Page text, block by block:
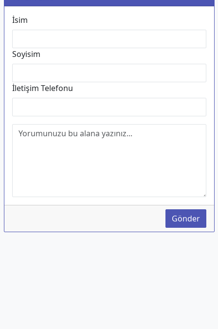
İsim
Soyisim
İletişim Telefonu
Gönder